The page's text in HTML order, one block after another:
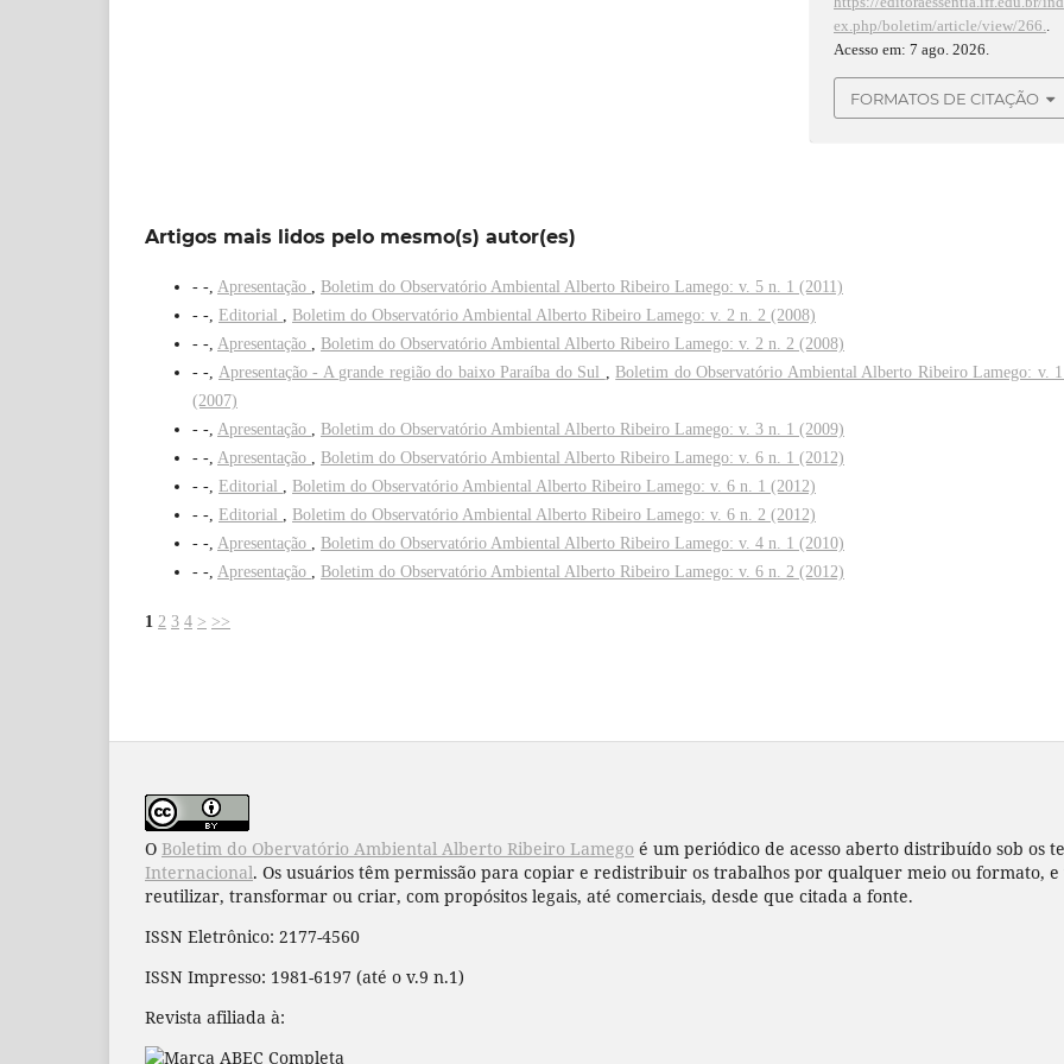
ex.php/boletim/article/view/266..
Acesso em: 7 ago. 2026.
FORMATOS DE CITAÇÃO
Artigos mais lidos pelo mesmo(s) autor(es)
- -, Apresentação , Boletim do Observatório Ambiental Alberto Ribeiro Lamego: v. 5 n. 1 (2011)
- -, Editorial , Boletim do Observatório Ambiental Alberto Ribeiro Lamego: v. 2 n. 2 (2008)
- -, Apresentação , Boletim do Observatório Ambiental Alberto Ribeiro Lamego: v. 2 n. 2 (2008)
- -, Apresentação - A grande região do baixo Paraíba do Sul , Boletim do Observatório Ambiental Alberto Ribeiro Lamego: v.
(2007)
- -, Apresentação , Boletim do Observatório Ambiental Alberto Ribeiro Lamego: v. 3 n. 1 (2009)
- -, Apresentação , Boletim do Observatório Ambiental Alberto Ribeiro Lamego: v. 6 n. 1 (2012)
- -, Editorial , Boletim do Observatório Ambiental Alberto Ribeiro Lamego: v. 6 n. 1 (2012)
- -, Editorial , Boletim do Observatório Ambiental Alberto Ribeiro Lamego: v. 6 n. 2 (2012)
- -, Apresentação , Boletim do Observatório Ambiental Alberto Ribeiro Lamego: v. 4 n. 1 (2010)
- -, Apresentação , Boletim do Observatório Ambiental Alberto Ribeiro Lamego: v. 6 n. 2 (2012)
1 2 3 4 > >>
O Boletim do Obervatório Ambiental Alberto Ribeiro Lamego é um periódico de acesso aberto distribuído sob os
Internacional. Os usuários têm permissão para copiar e redistribuir os trabalhos por qualquer meio ou formato,
reutilizar, transformar ou criar, com propósitos legais, até comerciais, desde que citada a fonte.
ISSN Eletrônico: 2177-4560
ISSN Impresso: 1981-6197 (até o v.9 n.1)
Revista afiliada à: